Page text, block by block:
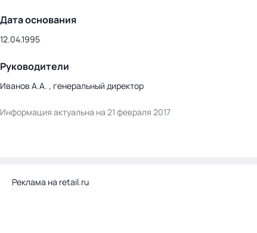
Дата основания
12.04.1995
Руководители
Иванов А.А. , генеральный директор
Информация актуальна на 21 февраля 2017
Реклама на retail.ru